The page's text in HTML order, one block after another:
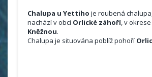
Chalupa u Yettiho je roubená
nachází v obci Orlické záhoří, v okrese
Kněžnou.
Chalupa je situována poblíž pohoří
Celková kapacita objektu je 10 lůžek ve